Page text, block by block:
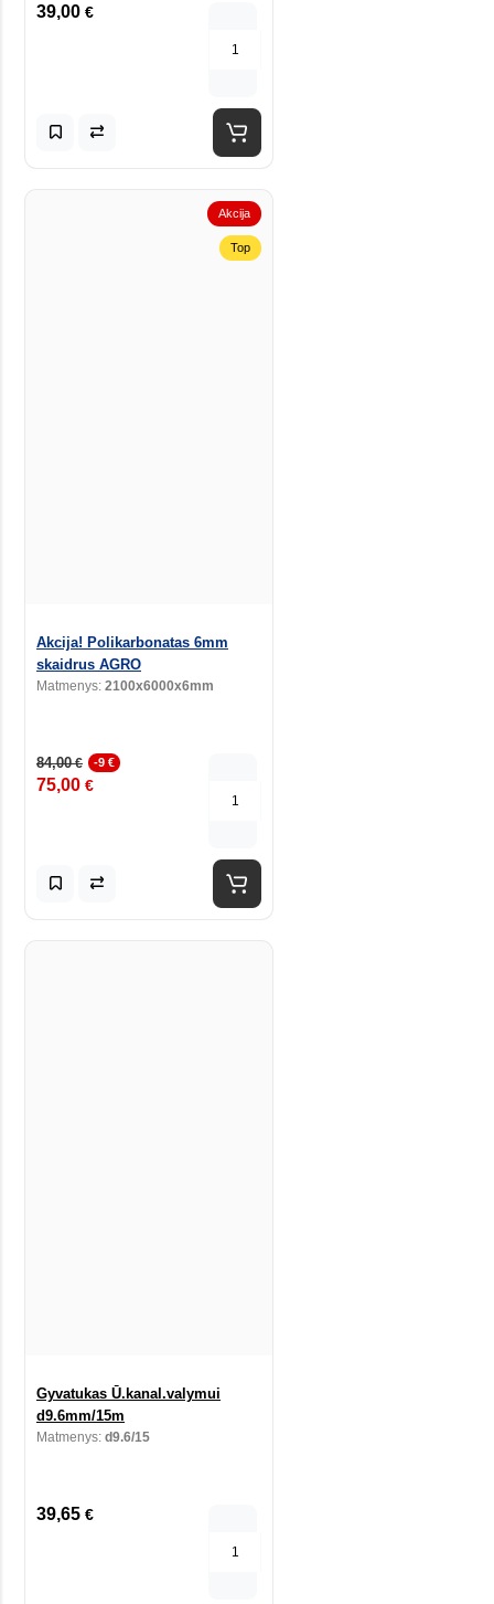
39,00 €
Akcija
Top
Akcija! Polikarbonatas 6mm
skaidrus AGRO
Matmenys: 2100x6000x6mm
84,00€ -9 €
75,00 €
Gyvatukas Ū.kanal.valymui
d9.6mm/15m
Matmenys: d9.6/15
39,65 €